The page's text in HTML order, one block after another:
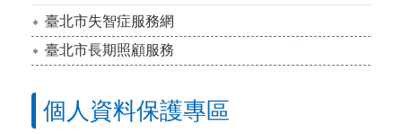
​臺北市失智症服務網
臺北市長期照顧服務
個人資料保護專區